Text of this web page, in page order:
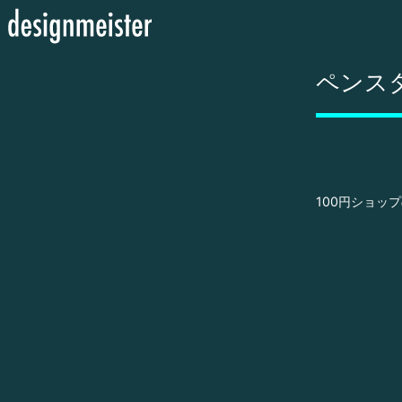
ペンス
100円ショッ